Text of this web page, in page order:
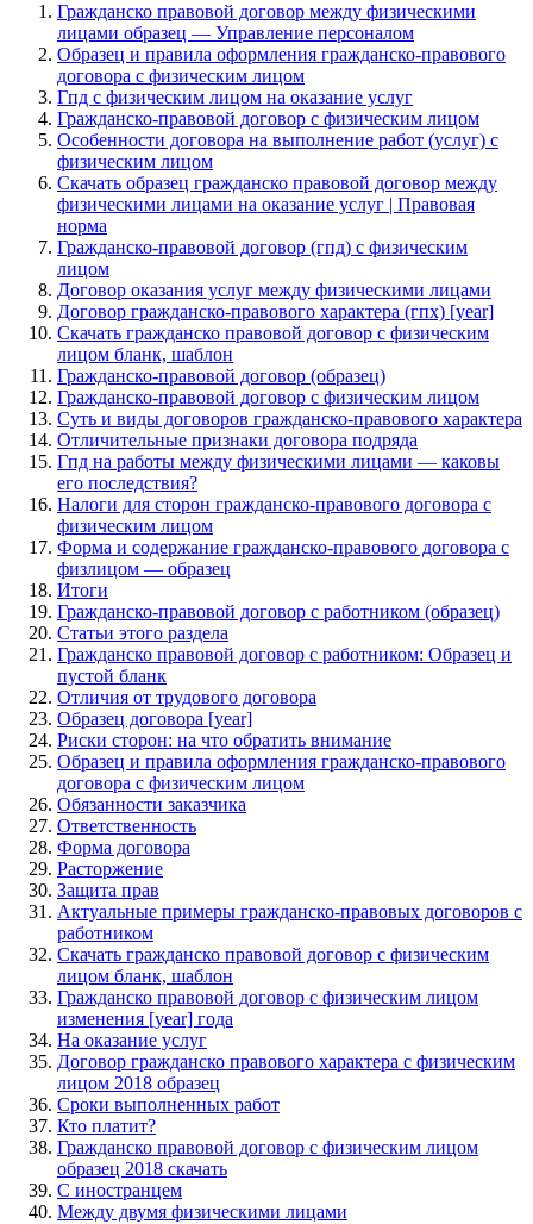
Гражданско правовой договор между физическими
лицами образец — Управление персоналом
Образец и правила оформления гражданско-правового
договора с физическим лицом
Гпд с физическим лицом на оказание услуг
Гражданско-правовой договор с физическим лицом
Особенности договора на выполнение работ (услуг) с
физическим лицом
Скачать образец гражданско правовой договор между
физическими лицами на оказание услуг | Правовая
норма
Гражданско-правовой договор (гпд) с физическим
лицом
Договор оказания услуг между физическими лицами
Договор гражданско-правового характера (гпх) [year]
Скачать гражданско правовой договор с физическим
лицом бланк, шаблон
Гражданско-правовой договор (образец)
Гражданско-правовой договор с физическим лицом
Суть и виды договоров гражданско-правового характера
Отличительные признаки договора подряда
Гпд на работы между физическими лицами — каковы
его последствия?
Налоги для сторон гражданско-правового договора с
физическим лицом
Форма и содержание гражданско-правового договора с
физлицом — образец
Итоги
Гражданско-правовой договор с работником (образец)
Статьи этого раздела
Гражданско правовой договор с работником: Образец и
пустой бланк
Отличия от трудового договора
Образец договора [year]
Риски сторон: на что обратить внимание
Образец и правила оформления гражданско-правового
договора с физическим лицом
Обязанности заказчика
Ответственность
Форма договора
Расторжение
Защита прав
Актуальные примеры гражданско-правовых договоров с
работником
Скачать гражданско правовой договор с физическим
лицом бланк, шаблон
Гражданско правовой договор с физическим лицом
изменения [year] года
На оказание услуг
Договор гражданско правового характера с физическим
лицом 2018 образец
Сроки выполненных работ
Кто платит?
Гражданско правовой договор с физическим лицом
образец 2018 скачать
С иностранцем
Между двумя физическими лицами